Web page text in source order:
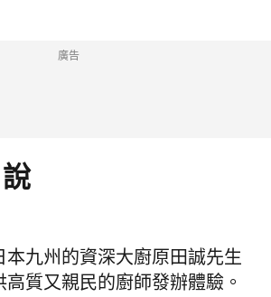
廣告
本九州的資深大廚原田誠先生
高質又親民的廚師發辦體驗。